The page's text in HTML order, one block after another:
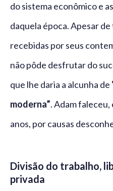
do sistema econômico e
daquela época. Apesar
recebidas por seus
não pôde desfrutar do
que lhe daria a alcunha de
moderna”. Adam faleceu,
anos, por causas
Divisão do trabalho,
privada